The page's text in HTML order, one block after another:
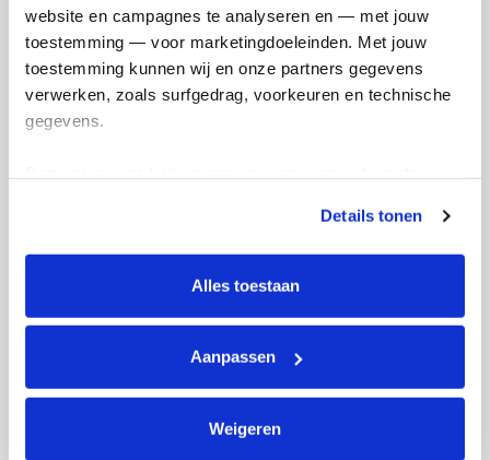
website en campagnes te analyseren en — met jouw
toestemming — voor marketingdoeleinden. Met jouw
toestemming kunnen wij en onze partners gegevens
verwerken, zoals surfgedrag, voorkeuren en technische
gegevens.
tonen. Je kunt je toestemming op elk moment wijzigen of
intrekken via Cookie instellingen onderaan de pagina. De
lijst met cookies is te vinden in het tabblad “details”.
Details tonen
Alles toestaan
Aanpassen
Weigeren
Aan eigen actie gedoneerd